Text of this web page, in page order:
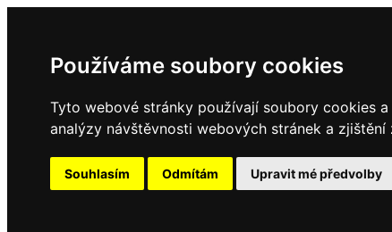
Používáme soubory cookies
Tyto webové stránky používají soubory cookies
analýzy návštěvnosti webových stránek a zjištění
Souhlasím Odmítám Upravit mé předvolby